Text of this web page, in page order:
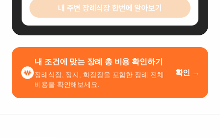
내 주변 장례식장 한번에 알아보기
내 조건에 맞는 장례 총 비용 확인하기
장례식장, 장지, 화장장을 포함한 장례 전체
비용을 확인해보세요.
확인 →